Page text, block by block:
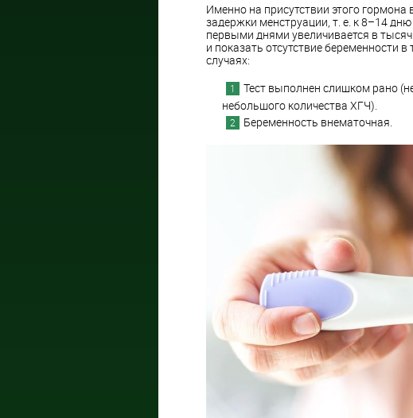
Именно на присутствии этого
задержки менструации, т. е. к 8–14
первыми днями увеличивается в
и показать отсутствие беременности
случаях:
Тест выполнен слишком рано
небольшого количества ХГЧ).
Беременность внематочная.